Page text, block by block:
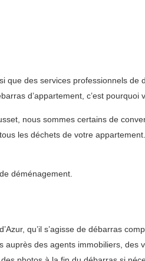
des services professionnels
d’appartement, c’est pourquoi
nous sommes certains de
les déchets de votre
déménagement.
qu’il s’agisse de débarras
des agents immobiliers,